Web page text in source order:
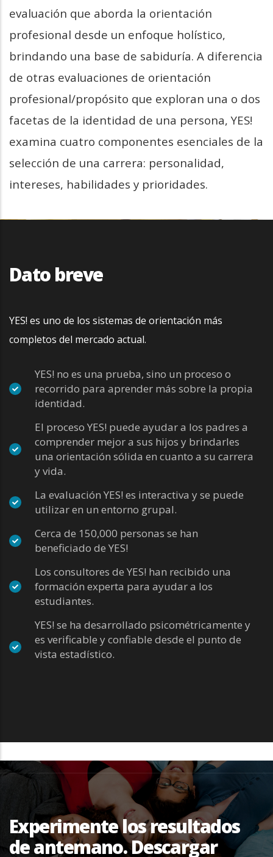
evaluación que aborda la orientación
profesional desde un enfoque holístico,
brindando una base de sabiduría. A diferencia
de otras evaluaciones de orientación
profesional/propósito que exploran una o dos
facetas de la identidad de una persona, YES!
examina cuatro componentes esenciales de la
selección de una carrera: personalidad,
intereses, habilidades y prioridades.
Dato breve
YES! es uno de los sistemas de orientación más
completos del mercado actual.
YES! no es una prueba, sino un proceso o
recorrido para aprender más sobre la propia
identidad.
El proceso YES! puede ayudar a los padres a
comprender mejor a sus hijos y brindarles
una orientación sólida en cuanto a su carrera
y vida.
La evaluación YES! es interactiva y se puede
utilizar en un entorno grupal.
Cerca de 150,000 personas se han
beneficiado de YES!
Los consultores de YES! han recibido una
formación experta para ayudar a los
estudiantes.
YES! se ha desarrollado psicométricamente y
es verificable y confiable desde el punto de
vista estadístico.
Experimente los resultados
de antemano. Descargar